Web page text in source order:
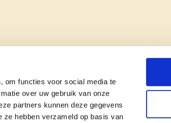
om functies voor social media te
over uw gebruik van onze
partners kunnen deze gegevens
ze hebben verzameld op basis van